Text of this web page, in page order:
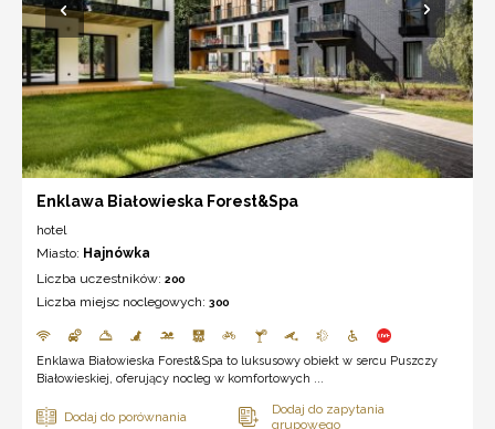
Enklawa Białowieska Forest&Spa
hotel
Miasto: Hajnówka
Liczba uczestników: 200
Liczba miejsc noclegowych: 300
Enklawa Białowieska Forest&Spa to luksusowy obiekt w sercu Puszczy
Białowieskiej, oferujący nocleg w komfortowych ...